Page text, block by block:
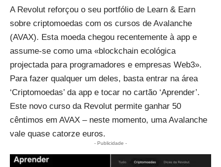
A Revolut reforçou o seu portfólio de Learn & Earn
sobre criptomoedas com os cursos de Avalanche
(AVAX). Esta moeda chegou recentemente à app e
assume-se como uma «blockchain ecológica
projectada para programadores e empresas Web3».
Para fazer qualquer um deles, basta entrar na área
‘Criptomoedas’ da app e tocar no cartão ‘Aprender’.
Este novo curso da Revolut permite ganhar 50
cêntimos em AVAX – neste momento, uma Avalanche
vale quase catorze euros.
- Publicidade -